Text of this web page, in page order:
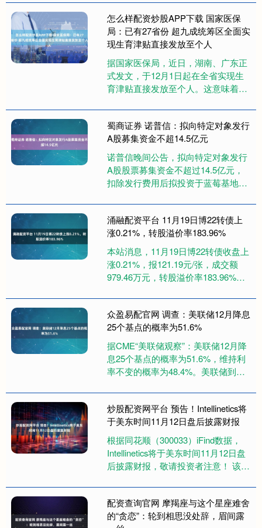
明，“消失”9年的歌手阿宝，早就....
怎么样配资炒股APP下载 国家医保
局：已有27省份 超九成统筹区全面实
现生育津贴直接发放至个人
据国家医保局，近日，湖南、广东正
式发文，于12月1日起在全省实现生
育津贴直接发放至个人。这意味着，
新疆生产建设兵团）全面实现....
蜀商证券 诺普信：拟向特定对象发行
A股募集资金不超14.5亿元
诺普信晚间公告，拟向特定对象发行
A股股票募集资金不超过14.5亿元，
扣除发行费用后拟投资于蓝莓基地新
设项目及补充流动资金。本次发....
涌融配资平台 11月19日博22转债上
涨0.21%，转股溢价率183.96%
本站消息，11月19日博22转债收盘上
涨0.21%，报121.19元/张，成交额
979.46万元，转股溢价率183.96%。
众盈易配官网 调查：美联储12月降息
25个基点的概率为51.6%
据CME“美联储观察”：美联储12月降
息25个基点的概率为51.6%，维持利
率不变的概率为48.4%。美联储到明
50.3%，维持....
炒股配资网平台 预告！Intellinetics将
于美东时间11月12日盘后披露财报
根据同花顺（300033）iFind数据，
Intellinetics将于美东时间11月12日盘
后披露财报，敬请投资者注意！ 该公
配资查询官网 摩羯座与这个星座难舍
的“贪恋”：轮到相思没处辞，眉间露